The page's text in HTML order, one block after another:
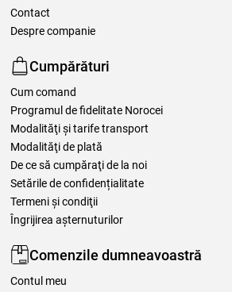
Contact
Despre companie
Cumpărături
Cum comand
Programul de fidelitate Norocei
Modalităţi şi tarife transport
Modalităţi de plată
De ce să cumpăraţi de la noi
Setările de confidențialitate
Termeni şi condiţii
Îngrijirea așternuturilor
Comenzile dumneavoastră
Contul meu